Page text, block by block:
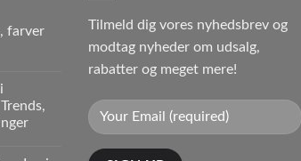
farver
Tilmeld dig vores nyhedsbrev og
modtag nyheder om udsalg,
rabatter og meget mere!